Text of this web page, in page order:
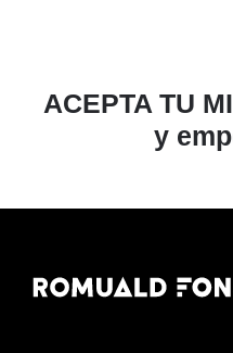
ACEPTA TU
y